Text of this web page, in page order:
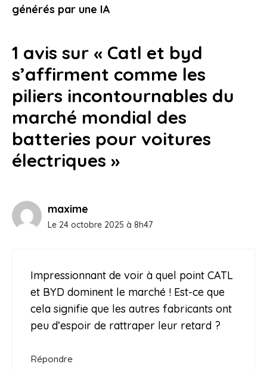
24 janvier 2026
générés par une IA
1 avis sur « Catl et byd
s’affirment comme les
piliers incontournables du
marché mondial des
batteries pour voitures
électriques »
maxime
Le 24 octobre 2025 à 8h47
Impressionnant de voir à quel point CATL
et BYD dominent le marché ! Est-ce que
cela signifie que les autres fabricants ont
peu d’espoir de rattraper leur retard ?
Répondre